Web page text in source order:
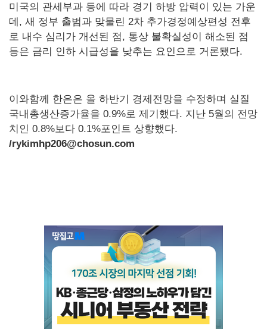
미국의 관세부과 등에 따라 경기 하방 압력이 있는 가운
데, 새 정부 출범과 맞물린 2차 추가경정예상편성 전후
로 내수 심리가 개선된 점, 통상 불확실성이 해소된 점
등은 금리 인하 시급성을 낮추는 요인으로 거론됐다.
이와함께 한은은 올 하반기 경제전망을 수정하며 실질
국내총생산증가율을 0.9%로 제기했다. 지난 5월의 전망
치인 0.8%보다 0.1%포인트 상향했다.
/rykimhp206@chosun.com